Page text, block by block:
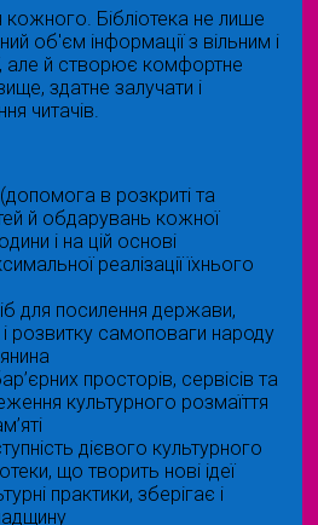
кожного. Бібліотека не лише
об'єм інформації з вільним і
але й створює комфортне
здатне залучати і
читачів.
в розкриті та
й обдарувань кожної
і на цій основі
реалізації їхнього
для посилення держави,
розвитку самоповаги народу
просторів, сервісів та
культурного розмаїття
дієвого культурного
що творить нові ідеї
практики, зберігає і